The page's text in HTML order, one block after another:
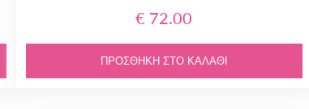
€ 72.00
ΠΡΟΣΘΉΚΗ ΣΤΟ ΚΑΛΆΘΙ